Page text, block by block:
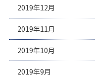
2019年12月
2019年11月
2019年10月
2019年9月